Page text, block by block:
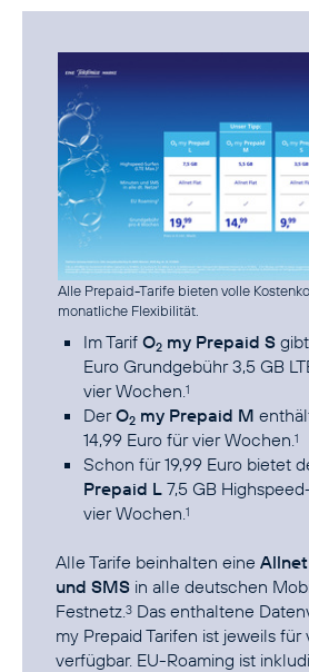
Alle Prepaid-Tarife bieten volle
monatliche Flexibilität.
Im Tarif O2 my Prepaid S
Euro Grundgebühr 3,5 GB
vier Wochen. 1
DerO2 my Prepaid M
14,99 Euro für vier Wochen. 1
Schon für 19,99 Euro bietet
Prepaid L 7,5 GB
vier Wochen. 1
Alle Tarife beinhalten eine
und SMS in alle deutschen
Festnetz. 3 Das enthaltene
my Prepaid Tarifen ist jeweils
verfügbar. EU-Roaming ist